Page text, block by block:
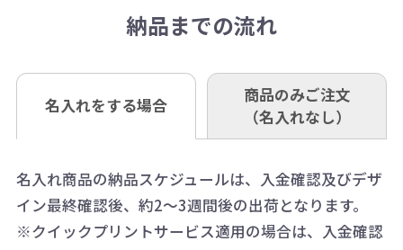
※不良商品は商品到着後7営業日以
お問合せ先
AM10:00～PM5:00（土・日・祝日を
除く平日）
なお、印刷代はボリュームディスカ
同じ版で多くの数量を印刷すると、1
個当たりの印刷代単価がお安くなり
一方、数量が少なく一定数に満たな
い場合は、単価計算ではなく、印刷
代の基本料金を一式頂戴する場合が
口座名 株式会社モノベーション
※振り込み手数料はお客さま負担と
なりますのでご注意ください。
定しているものもあります。
あれば、午前中までにご注文とご入
金いただければ翌日着でお送りする
お急ぎの場合、ご相談ください。最
大限努力いたします。
き別途申し受けます。
も複数ヶ所への納品の場合、別途送
料頂戴する場合がございます。
詳細はこちらご確認ください。
配送について
納品までの流れ
名入れをする場合
商品のみご注文
（名入れなし）
名入れ商品の納品スケジュールは、入金確認及びデザ
イン最終確認後、約2～3週間後の出荷となります。
※クイックプリントサービス適用の場合は、入金確認